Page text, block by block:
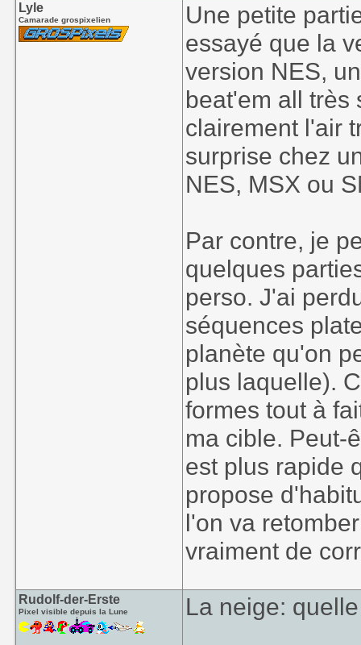
Lyle
Camarade grospixelien
Une petite
essayé que la
version NES,
beat'em all très
clairement l'air
surprise chez
NES, MSX ou
Par contre, je
quelques
perso. J'ai
séquences
planète qu'on
plus laquelle).
formes tout à
ma cible. Peut-
est plus rapide
propose
l'on va
vraiment de
Rudolf-der-Erste
Pixel visible depuis la Lune La neige: